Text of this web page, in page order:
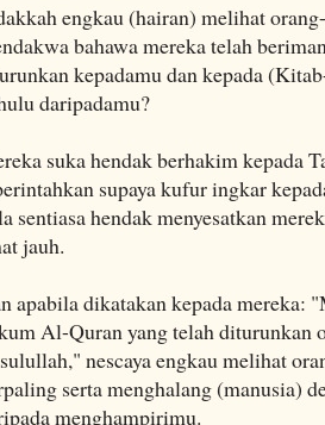
engkau (hairan) melihat
bahawa mereka telah
kepadamu dan kepada
daripadamu?
suka hendak berhakim kepada
supaya kufur ingkar
sentiasa hendak menyesatkan
jauh.
apabila dikatakan kepada mereka:
Al-Quran yang telah diturunkan
nescaya engkau melihat
serta menghalang (manusia)
menghampirimu.